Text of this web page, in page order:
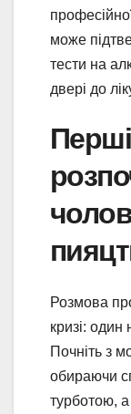
може
тести на
двері до
Розмова
кризі: один
Почніть з
обираючи
турботою,